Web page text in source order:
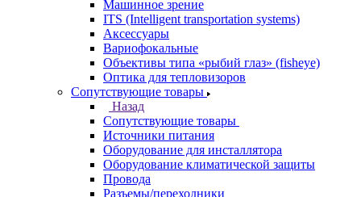
Машинное зрение
ITS (Intelligent transportation systems)
Аксессуары
Вариофокальные
Объективы типа «рыбий глаз» (fisheye)
Оптика для тепловизоров
Сопутствующие товары
Назад
Сопутствующие товары
Источники питания
Оборудование для инсталлятора
Оборудование климатической защиты
Провода
Разъемы/переходники